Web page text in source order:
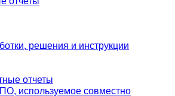
решения и инструкции
отчеты
используемое совместно